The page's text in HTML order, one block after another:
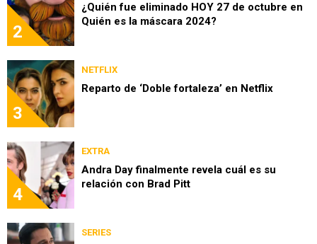
2
¿Quién fue eliminado HOY 27 de octubre en
Quién es la máscara 2024?
3
NETFLIX
Reparto de ‘Doble fortaleza’ en Netflix
4
EXTRA
Andra Day finalmente revela cuál es su
relación con Brad Pitt
SERIES